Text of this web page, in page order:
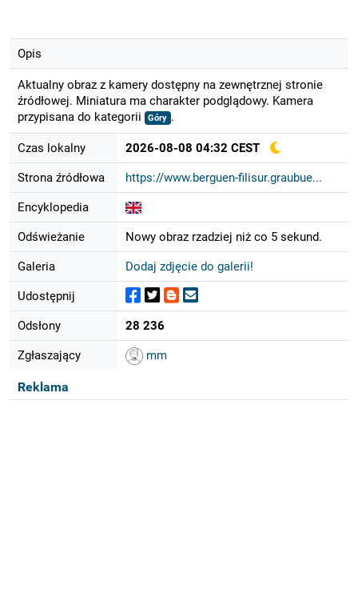
Opis
Aktualny obraz z kamery dostępny na zewnętrznej stronie
źródłowej. Miniatura ma charakter podglądowy. Kamera
przypisana do kategorii
Góry .
Czas lokalny 2026-08-08 04:32 CEST
Strona źródłowa https://www.berguen-filisur.graubue...
Encyklopedia
Odświeżanie Nowy obraz rzadziej niż co 5 sekund.
Galeria Dodaj zdjęcie do galerii!
Udostępnij
Odsłony 28 236
Zgłaszający mm
Reklama